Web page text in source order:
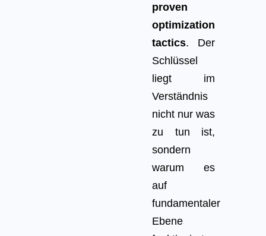
proven
optimization
tactics. Der
Schlüssel
liegt im
Verständnis
nicht nur was
zu tun ist,
sondern
warum es
auf
fundamentaler
Ebene